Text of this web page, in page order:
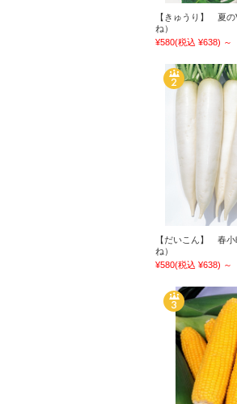
【きゅうり】 夏
ね）
¥580(税込 ¥638) ～
【だいこん】 春
ね）
¥580(税込 ¥638) ～